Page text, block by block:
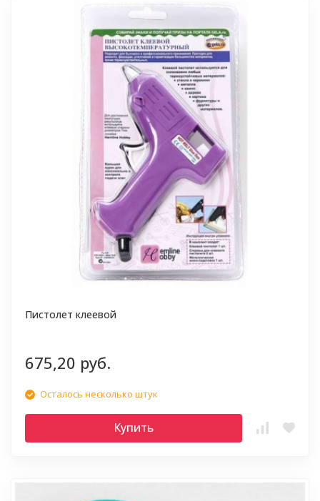
Пистолет клеевой
675,20 руб.
Осталось несколько штук
Купить